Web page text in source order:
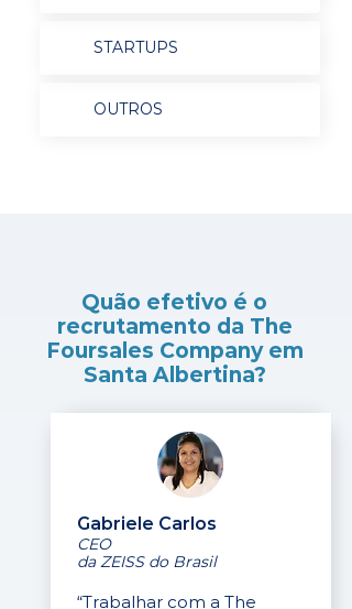
STARTUPS
OUTROS
Quão efetivo é o
recrutamento da The
Foursales Company em
Santa Albertina?
Gabriele Carlos
CEO
da ZEISS do Brasil
“Trabalhar com a The